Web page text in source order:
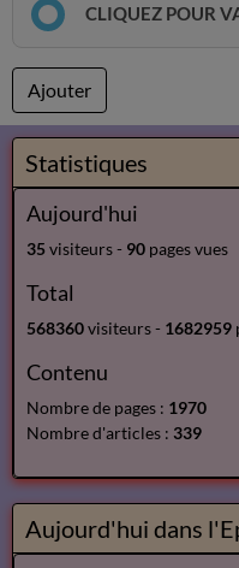
CLIQUEZ POUR
Ajouter
Statistiques
Aujourd'hui
35visiteurs - 90 pages vues
Total
568360visiteurs - 1682959
Contenu
Nombre de pages : 1970
Nombre d'articles : 339
Aujourd'hui dans